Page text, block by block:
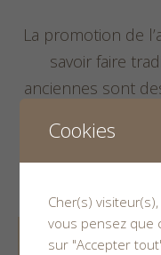
La promotion de
savoir faire
anciennes sont
Cookies
Cher(s)
vous pensez que
sur "Accepter